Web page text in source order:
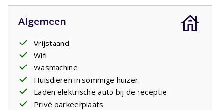
is bij iedereen die van koken houdt, het ontbreekt u aan
niets. Aan eengoede
eenpersoonsbedden op alledrie de slaapkamers. Er
zijntwee badkamers
met douche en wastafel en een apart tweede toilet. 's
Avonds steekt u de barbecue aan en geniet u van een
glas wijn. Écht vakantie!
Algemeen
Vrijstaand
Wifi
Wasmachine
Huisdieren in sommige huizen
Laden elektrische auto bij de receptie
Privé parkeerplaats